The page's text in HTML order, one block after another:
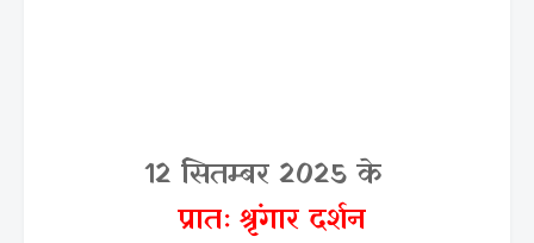
12 सितम्बर 2025 के
प्रातः श्रृंगार दर्शन